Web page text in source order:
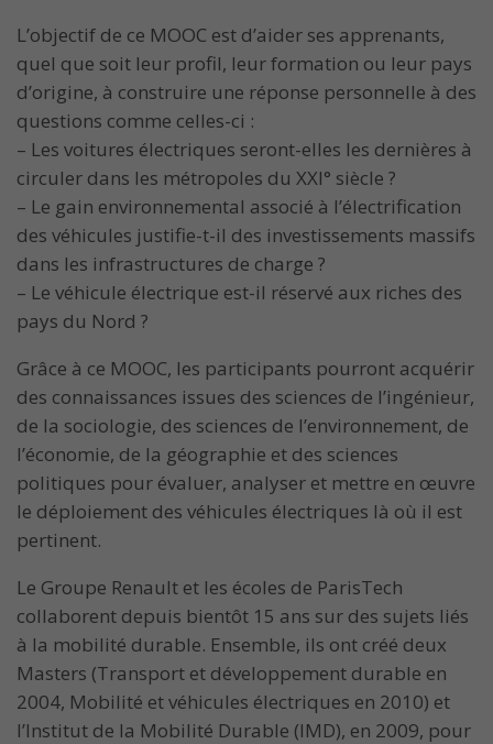
L’objectif de ce MOOC est d’aider ses apprenants,
quel que soit leur profil, leur formation ou leur pays
d’origine, à construire une réponse personnelle à des
questions comme celles-ci :
– Les voitures électriques seront-elles les dernières à
circuler dans les métropoles du XXI° siècle ?
– Le gain environnemental associé à l’électrification
des véhicules justifie-t-il des investissements massifs
dans les infrastructures de charge ?
– Le véhicule électrique est-il réservé aux riches des
pays du Nord ?
Grâce à ce MOOC, les participants pourront acquérir
des connaissances issues des sciences de l’ingénieur,
de la sociologie, des sciences de l’environnement, de
l’économie, de la géographie et des sciences
politiques pour évaluer, analyser et mettre en œuvre
le déploiement des véhicules électriques là où il est
pertinent.
Le Groupe Renault et les écoles de ParisTech
collaborent depuis bientôt 15 ans sur des sujets liés
à la mobilité durable. Ensemble, ils ont créé deux
Masters (Transport et développement durable en
2004, Mobilité et véhicules électriques en 2010) et
l’Institut de la Mobilité Durable (IMD), en 2009, pour